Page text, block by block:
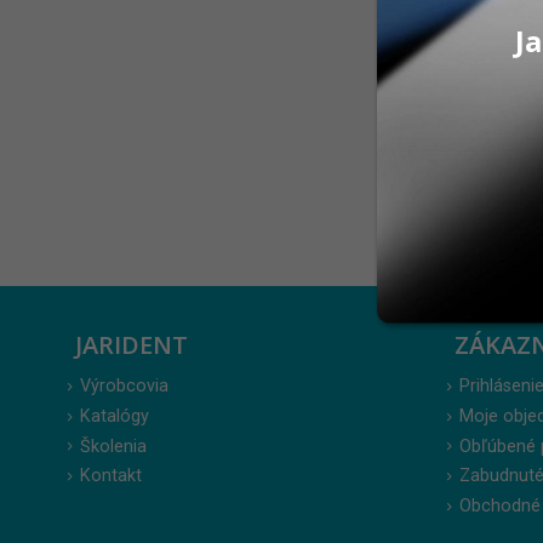
platí do
VivaPen
31.08.2026.*
JARIDENT
Výrobcovia
Katalógy
Školenia
Kontakt
Moje
Obľúbené